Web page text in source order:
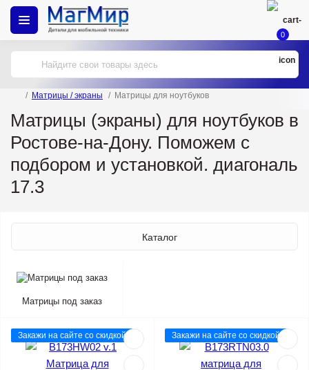
0
Матрицы / экраны Матрицы для ноутбуков
Матрицы (экраны) для ноутбуков в
Ростове-на-Дону. Поможем с
подбором и установкой. диагональ
17.3
Каталог
Матрицы под заказ
Закажи на сайте со скидкой Закажи на сайте со скидкой